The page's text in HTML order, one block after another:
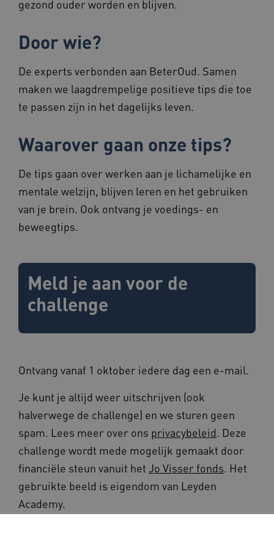
gezond ouder worden en blijven.
Door wie?
De experts verbonden aan BeterOud. Samen
maken we laagdrempelige positieve tips die toe
te passen zijn in het dagelijks leven.
Waarover gaan onze tips?
De tips gaan over werken aan je lichamelijke en
mentale welzijn, blijven leren en het gebruiken
van je brein. Ook ontvang je voedings- en
beweegtips.
Meld je aan voor de
challenge
Ontvang vanaf 1 oktober iedere dag een e-mail.
Je kunt je altijd weer uitschrijven (ook
halverwege de challenge) en we sturen geen
spam. Lees meer over ons privacybeleid . Deze
challenge wordt mede mogelijk gemaakt door
financiële steun vanuit het Jo Visser fonds . Het
gebruikte beeld is eigendom van Leyden
Academy.
Deze functionele en technische cookies zorgen
op uw privacy.
maand
vilans.blueconic.net
weken
x-ms-routing-name
Microsoft
UMB_SESSION www.beteroud.nl
.youtube.com